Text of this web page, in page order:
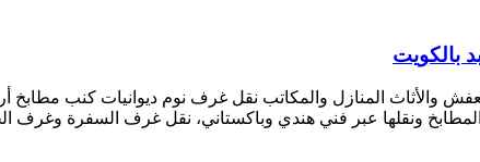
المنازل والمكاتب نقل غرف نوم ديوانيات كنب مطابخ
فك المطابخ ونقلها عبر فني هندي وباكستاني، نقل غرف السفرة